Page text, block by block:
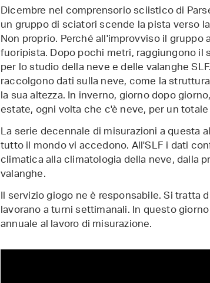
Dicembre nel comprensorio sciistico di
un gruppo di sciatori scende la pista verso
Non proprio. Perché all'improvviso il
fuoripista. Dopo pochi metri, raggiungono
per lo studio della neve e delle valanghe
raccolgono dati sulla neve, come la
la sua altezza. In inverno, giorno dopo
estate, ogni volta che c'è neve, per un
La serie decennale di misurazioni a questa
tutto il mondo vi accedono. All'SLF i dati
climatica alla climatologia della neve, dalla
valanghe.
Il servizio giogo ne è responsabile. Si
lavorano a turni settimanali. In questo
annuale al lavoro di misurazione.